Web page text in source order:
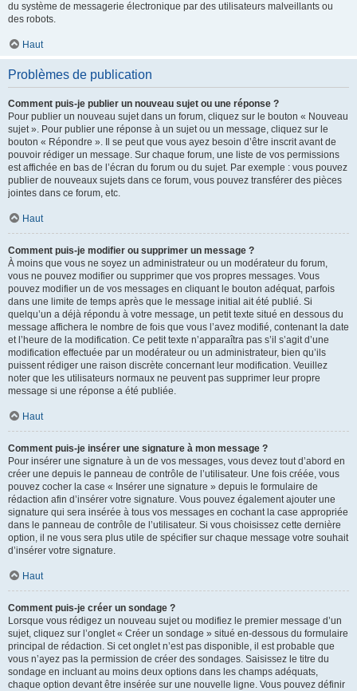
du système de messagerie électronique par des utilisateurs malveillants ou
des robots.
Haut
Problèmes de publication
Comment puis-je publier un nouveau sujet ou une réponse ?
Pour publier un nouveau sujet dans un forum, cliquez sur le bouton « Nouveau
sujet ». Pour publier une réponse à un sujet ou un message, cliquez sur le
bouton « Répondre ». Il se peut que vous ayez besoin d’être inscrit avant de
pouvoir rédiger un message. Sur chaque forum, une liste de vos permissions
est affichée en bas de l’écran du forum ou du sujet. Par exemple : vous pouvez
publier de nouveaux sujets dans ce forum, vous pouvez transférer des pièces
jointes dans ce forum, etc.
Haut
Comment puis-je modifier ou supprimer un message ?
À moins que vous ne soyez un administrateur ou un modérateur du forum,
vous ne pouvez modifier ou supprimer que vos propres messages. Vous
pouvez modifier un de vos messages en cliquant le bouton adéquat, parfois
dans une limite de temps après que le message initial ait été publié. Si
quelqu’un a déjà répondu à votre message, un petit texte situé en dessous du
message affichera le nombre de fois que vous l’avez modifié, contenant la date
et l’heure de la modification. Ce petit texte n’apparaîtra pas s’il s’agit d’une
modification effectuée par un modérateur ou un administrateur, bien qu’ils
puissent rédiger une raison discrète concernant leur modification. Veuillez
noter que les utilisateurs normaux ne peuvent pas supprimer leur propre
message si une réponse a été publiée.
Haut
Comment puis-je insérer une signature à mon message ?
Pour insérer une signature à un de vos messages, vous devez tout d’abord en
créer une depuis le panneau de contrôle de l’utilisateur. Une fois créée, vous
pouvez cocher la case « Insérer une signature » depuis le formulaire de
rédaction afin d’insérer votre signature. Vous pouvez également ajouter une
signature qui sera insérée à tous vos messages en cochant la case appropriée
dans le panneau de contrôle de l’utilisateur. Si vous choisissez cette dernière
option, il ne vous sera plus utile de spécifier sur chaque message votre souhait
d’insérer votre signature.
Haut
Comment puis-je créer un sondage ?
Lorsque vous rédigez un nouveau sujet ou modifiez le premier message d’un
sujet, cliquez sur l’onglet « Créer un sondage » situé en-dessous du formulaire
principal de rédaction. Si cet onglet n’est pas disponible, il est probable que
vous n’ayez pas la permission de créer des sondages. Saisissez le titre du
sondage en incluant au moins deux options dans les champs adéquats,
chaque option devant être insérée sur une nouvelle ligne. Vous pouvez définir